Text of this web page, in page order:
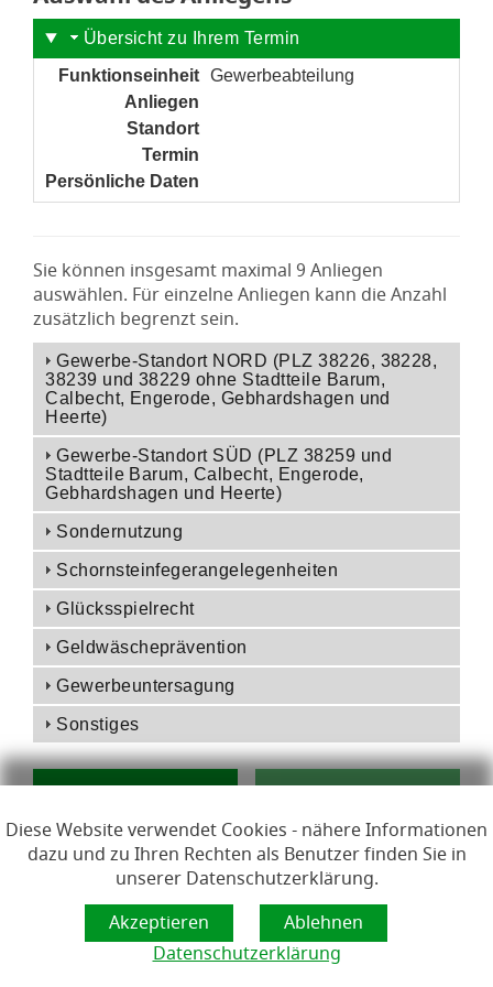
Diese Website verwendet Cookies - nähere Informationen
dazu und zu Ihren Rechten als Benutzer finden Sie in
unserer Datenschutzerklärung.
Datenschutzerklärung
Übersicht zu Ihrem Termin
Funktionseinheit Gewerbeabteilung
Anliegen
Standort
Termin
Persönliche Daten
Sie können insgesamt maximal 9 Anliegen
auswählen. Für einzelne Anliegen kann die Anzahl
zusätzlich begrenzt sein.
Gewerbe-Standort NORD (PLZ 38226, 38228,
38239 und 38229 ohne Stadtteile Barum,
Calbecht, Engerode, Gebhardshagen und
Heerte)
Gewerbe-Standort SÜD (PLZ 38259 und
Stadtteile Barum, Calbecht, Engerode,
Gebhardshagen und Heerte)
Sondernutzung
Schornsteinfegerangelegenheiten
Glücksspielrecht
Geldwäscheprävention
Gewerbeuntersagung
Sonstiges
Links zur Hilfe, Impressum, Datenschutzerklärung,
Hilfe Impressum Datenschutzerklärung
Erklärung zur Barrierefreiheit
Lizenzen
Öffnet im Dialogfenster.